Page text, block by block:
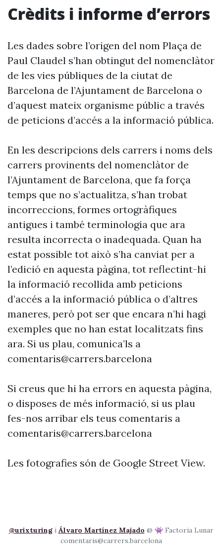
Crèdits i informe d’errors
Les dades sobre l’origen del nom Plaça de
Paul Claudel s’han obtingut del nomenclàtor
de les vies públiques de la ciutat de
Barcelona de l’Ajuntament de Barcelona o
d’aquest mateix organisme públic a través
de peticions d’accés a la informació pública.
En les descripcions dels carrers i noms dels
carrers provinents del nomenclàtor de
l’Ajuntament de Barcelona, que fa força
temps que no s’actualitza, s’han trobat
incorreccions, formes ortogràfiques
antigues i també terminologia que ara
resulta incorrecta o inadequada. Quan ha
estat possible tot això s’ha canviat per a
l’edició en aquesta pàgina, tot reflectint-hi
la informació recollida amb peticions
d’accés a la informació pública o d’altres
maneres, però pot ser que encara n’hi hagi
exemples que no han estat localitzats fins
ara. Si us plau, comunica’ls a
comentaris@carrers.barcelona
Si creus que hi ha errors en aquesta pàgina,
o disposes de més informació, si us plau
fes-nos arribar els teus comentaris a
comentaris@carrers.barcelona
Les fotografies són de Google Street View.
@urixturingi Álvaro Martínez Majado @ 👾 Factoria Lunar
comentaris@carrers.barcelona